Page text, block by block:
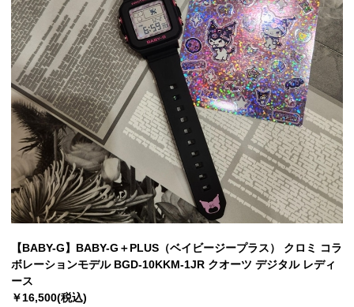
【BABY-G】BABY-G＋PLUS（ベイビージープラス） クロミ コラ
ボレーションモデル BGD-10KKM-1JR クオーツ デジタル レディ
ース
￥16,500(税込)